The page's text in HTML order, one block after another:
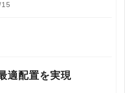
適配置を実現